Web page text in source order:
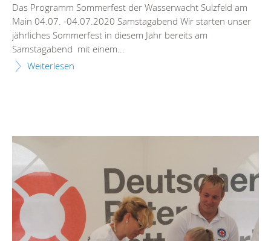
Das Programm Sommerfest der Wasserwacht Sulzfeld am
Main 04.07. -04.07.2020 Samstagabend Wir starten unser
jährliches Sommerfest in diesem Jahr bereits am
Samstagabend mit einem...
Weiterlesen